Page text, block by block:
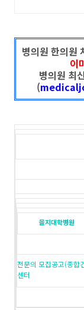
병의원 한의원
이
병의원 최
(
을지대학병원
전문의 모집공고(종합
센터